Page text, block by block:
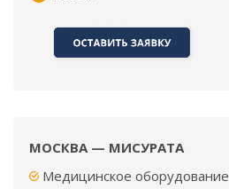
МОСКВА — МИСУРАТА
Медицинское оборудование